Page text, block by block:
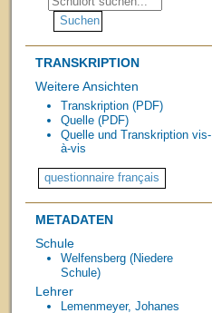
TRANSKRIPTION
Weitere Ansichten
Transkription (PDF)
Quelle (PDF)
Quelle und Transkription vis-
à-vis
METADATEN
Schule
Welfensberg (Niedere
Schule)
Lehrer
Lemenmeyer, Johanes